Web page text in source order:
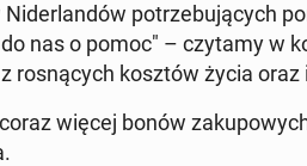
po­trze­bu­ją­cych
nas o pomoc" – czytamy w
ro­sną­cych kosztów życia oraz
więcej bonów